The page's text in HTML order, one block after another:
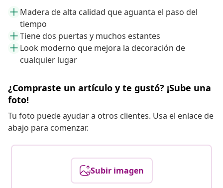
Madera de alta calidad que aguanta el paso del
tiempo
Tiene dos puertas y muchos estantes
Look moderno que mejora la decoración de
cualquier lugar
¿Compraste un artículo y te gustó? ¡Sube una
foto!
Tu foto puede ayudar a otros clientes. Usa el enlace de
abajo para comenzar.
Subir imagen